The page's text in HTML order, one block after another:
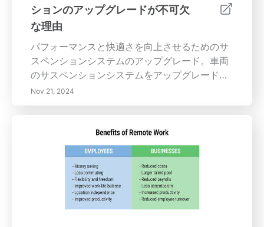
ションのアップグレードが不可欠
な理由
パフォーマンスと快適さを向上させるためのサ
スペンションシステムのアップグレード。車両
のサスペンションシステムをアップグレードす
る利点を探り、ハンドリング、安定性、乗り心
地を大幅に改善します。この包括的なガイドで
車体験、運転中の安全性の向上、および長期的
なコスト削減について説明します。カスタマイ
ズされたサスペンション設定がどうあなたの運
転体験を調整し、鋭いコーナーを曲がったり重
い荷物を牽引したりする際に、正確なステアリ
ングとより良いコントロールを可能にするのか
Nov 21, 2024